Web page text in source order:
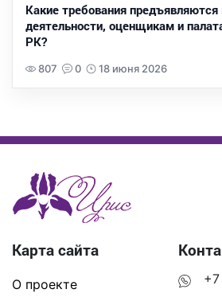
Какие требования предъявляются
деятельности, оценщикам и
РК?
807 0 18 июня 2026
Карта сайта
О проекте